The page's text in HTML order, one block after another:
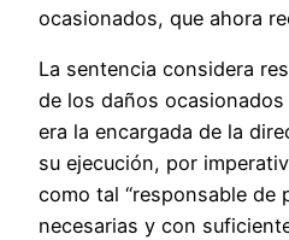
ocasionados, que ahora
La sentencia considera
de los daños
era la encargada de la
su ejecución, por
como tal “responsable de
necesarias y con